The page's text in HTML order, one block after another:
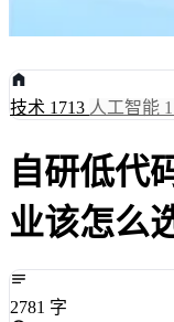
技术 1713 人工智能
自研低代
业该怎么
2781 字